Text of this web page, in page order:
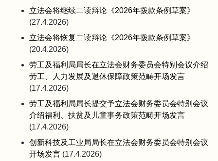
立法会将继续二读辩论《2026年拨款条例草案》
(27.4.2026)
立法会将恢复二读辩论《2026年拨款条例草案》
(20.4.2026)
劳工及福利局局长在立法会财务委员会特别会议介绍
劳工、人力发展及退休保障政策范畴开场发言
(17.4.2026)
劳工及福利局局长提交予立法会财务委员会特别会议
介绍福利、扶贫及儿童事务政策范畴开场发言
(17.4.2026)
创新科技及工业局局长在立法会财务委员会特别会议
开场发言 (17.4.2026)